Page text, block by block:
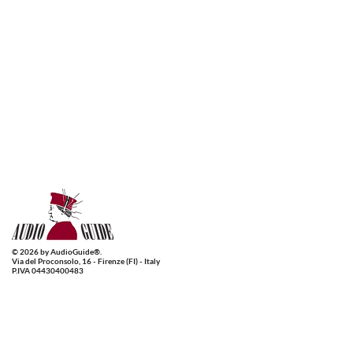
© 2026 by AudioGuide®.
Via del Proconsolo, 16 - Firenze (FI) - Italy
P.IVA 04430400483